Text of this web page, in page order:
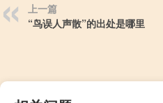
上一篇
“鸟误人声散”的出处是哪里